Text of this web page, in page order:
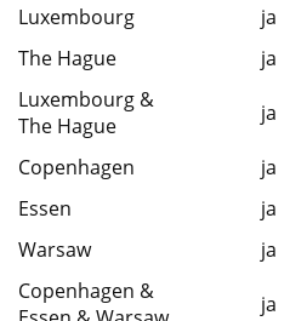
Luxembourg ja
The Hague
ja
Luxembourg &
The Hague
ja
Copenhagen ja
Essen
ja
Warsaw
ja
Copenhagen &
ja